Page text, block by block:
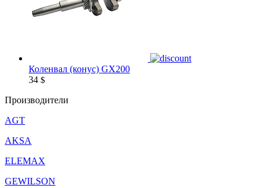
Коленвал (конус) GX200
34 $
Производители
AGT
AKSA
ELEMAX
GEWILSON